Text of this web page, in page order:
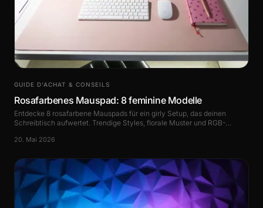
GUIDE D’ACHAT & CONSEILS
Rosafarbenes Mauspad: 8 feminine Modelle
Entdecke 8 rosafarbene Mauspads für ein girly Setup, das deinen
Schreibtisch aufwertet. Trendige Styles, florale Muster und RGB-
20. Mai 2026